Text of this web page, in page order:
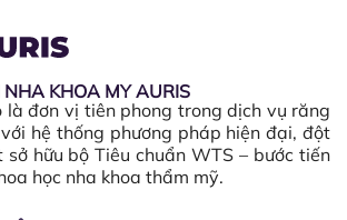
KHOA MY AURIS
là đơn vị tiên phong trong dịch vụ răng
hệ thống phương pháp hiện đại, đột
hữu bộ Tiêu chuẩn WTS – bước tiến
học nha khoa thẩm mỹ.